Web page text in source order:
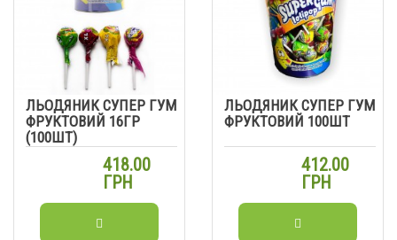
ЛЬОДЯНИК СУПЕР ГУМ
ФРУКТОВИЙ 16ГР
(100ШТ)
418.00
ГРН
ЛЬОДЯНИК СУПЕР ГУМ
ФРУКТОВИЙ 100ШТ
412.00
ГРН